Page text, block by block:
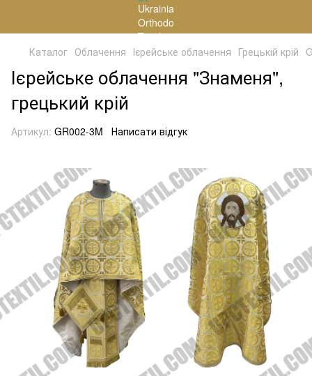
Каталог Облачення Ієрейське облачення Грецькій крій
Ієрейське облачення "Знаменя",
грецький крій
Артикул: GR002-3M Написати відгук